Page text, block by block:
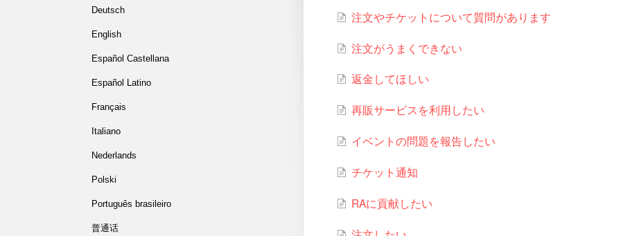
注文やチケットについて質問があります
注文がうまくできない
返金してほしい
再販サービスを利用したい
イベントの問題を報告したい
チケット通知
RAに貢献したい
Deutsch
English
Español Castellana
Español Latino
Français
Italiano
Nederlands
Polski
Português brasileiro
普通话